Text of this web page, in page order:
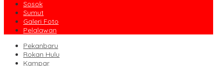
Sosok
Sumut
Galeri Foto
Pelalawan
Pekanbaru
Rokan Hulu
Kampar